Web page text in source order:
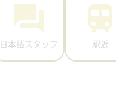
日本語スタッフ 駅近